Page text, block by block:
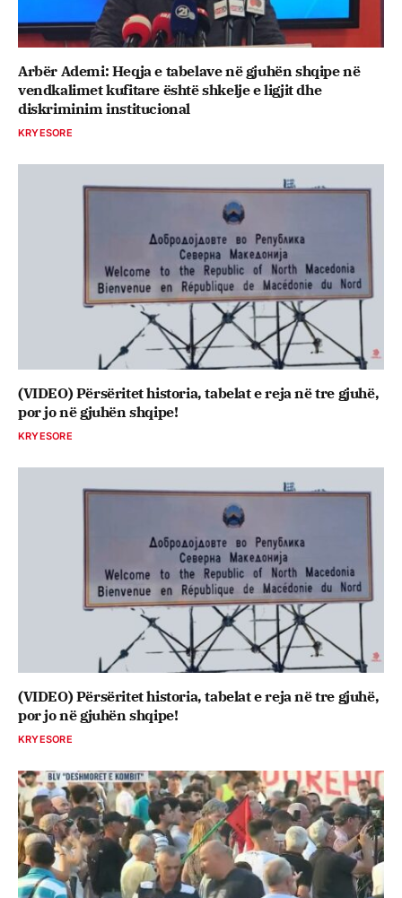
Arbër Ademi: Heqja e tabelave në gjuhën shqipe në
vendkalimet kufitare është shkelje e ligjit dhe
diskriminim institucional
KRYESORE
(VIDEO) Përsëritet historia, tabelat e reja në tre gjuhë,
por jo në gjuhën shqipe!
KRYESORE
(VIDEO) Përsëritet historia, tabelat e reja në tre gjuhë,
por jo në gjuhën shqipe!
KRYESORE